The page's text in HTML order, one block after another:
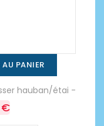
PANIER
hauban/étai -
€